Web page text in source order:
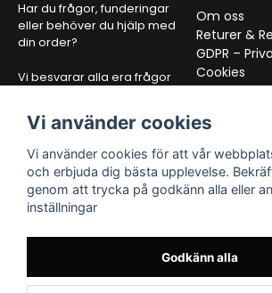
Har du frågor, funderingar
eller behöver du hjälp med
din order?
Vi besvarar alla era frågor
E-post:info@alltfordon.se
Om oss
Returer &
GDPR –
Cookies
Köpvilkor
VÅRA PARTNERS FÖLJ OSS
TikTok
Vi använder cookies
Vi använder cookies för att vår
och erbjuda dig bästa upplevelse.
genom att trycka på godkänn alla eller
inställningar
Godkänn alla